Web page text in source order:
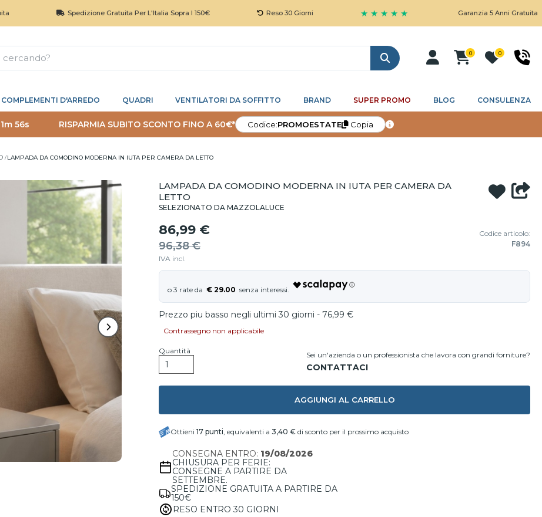
Spedizione Gratuita Per L'Italia Sopra I 150€ Reso 30 Giorni ★ ★ ★ ★ ★ Garanzia 5 Anni Gratuita
Cerca
0 0
COMPLEMENTI D'ARREDO QUADRI VENTILATORI DA SOFFITTO BRAND SUPER PROMO BLOG CONSULENZA
56s RISPARMIA SUBITO SCONTO FINO A 60€* Codice:PROMOESTATE Copia
LAMPADA DA COMODINO MODERNA IN IUTA PER CAMERA DA LETTO
LAMPADA DA COMODINO MODERNA IN IUTA PER CAMERA DA
LETTO
SELEZIONATO DA MAZZOLALUCE
86,99 €
96,38 €
IVA incl.
Codice articolo:
F894
€ 29.00
Prezzo piu basso negli ultimi 30 giorni - 76,99 €
Contrassegno non applicabile
Quantità Sei un'azienda o un professionista che lavora con grandi forniture?
AGGIUNGI AL CARRELLO
Ottieni 17 punti, equivalenti a 3,40 € di sconto per il prossimo acquisto
CONSEGNA ENTRO: 19/08/2026
CHIUSURA PER FERIE:
CONSEGNE A PARTIRE DA
SETTEMBRE.
SPEDIZIONE GRATUITA A PARTIRE DA
150€
RESO ENTRO 30 GIORNI